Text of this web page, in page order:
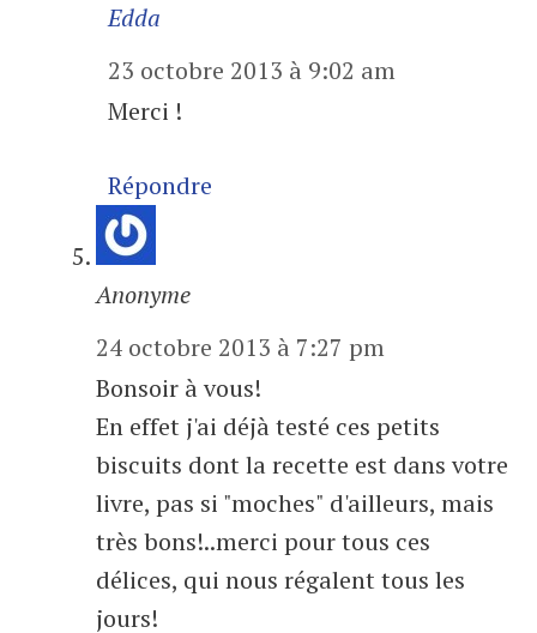
Edda
23 octobre 2013 à 9:02 am
Merci !
Répondre
Anonyme
24 octobre 2013 à 7:27 pm
Bonsoir à vous!
En effet j'ai déjà testé ces petits
biscuits dont la recette est dans votre
livre, pas si "moches" d'ailleurs, mais
très bons!..merci pour tous ces
délices, qui nous régalent tous les
jours!